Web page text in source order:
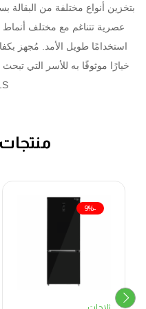
بتخزين أنواع مختلفة من البقالة
عصرية تتناغم مع مختلف أنماط
استخدامًا طويل الأمد. مُجهز
خيارًا موثوقًا به للأسر التي
-9%